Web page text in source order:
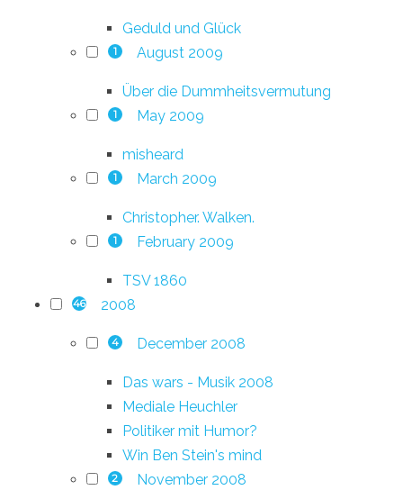
Geduld und Glück
1 August 2009
Über die Dummheitsvermutung
1 May 2009
misheard
1 March 2009
Christopher. Walken.
1 February 2009
TSV 1860
46 2008
4 December 2008
Das wars - Musik 2008
Mediale Heuchler
Politiker mit Humor?
Win Ben Stein's mind
2 November 2008